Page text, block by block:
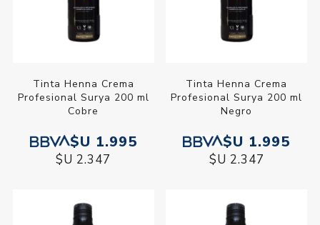
Tinta Henna Crema
Profesional Surya 200 ml
Cobre
$U 1.995
$U 2.347
Tinta Henna Crema
Profesional Surya 200 ml
Negro
$U 1.995
$U 2.347